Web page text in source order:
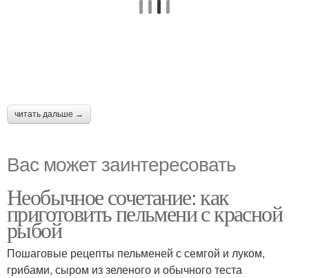
читать дальше →
Вас может заинтересовать
Необычное сочетание: как
приготовить пельмени с красной
рыбой
Пошаговые рецепты пельменей с семгой и луком,
грибами, сыром из зеленого и обычного теста